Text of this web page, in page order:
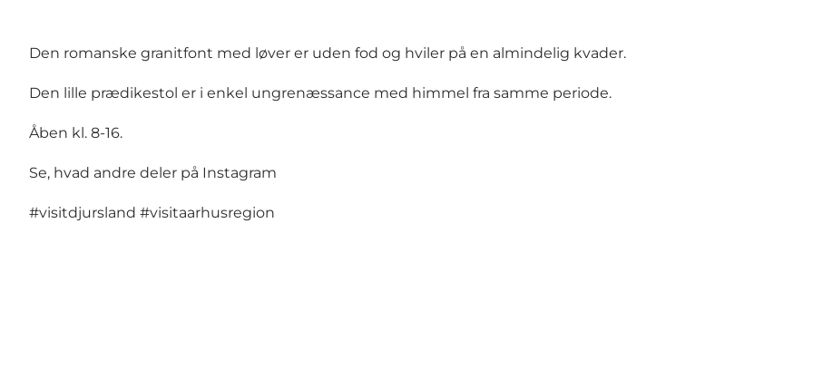
Den romanske granitfont med løver er uden fod og hviler på en almindelig kvader.
Den lille prædikestol er i enkel ungrenæssance med himmel fra samme periode.
Åben kl. 8-16.
Se, hvad andre deler på Instagram
#visitdjursland #visitaarhusregion